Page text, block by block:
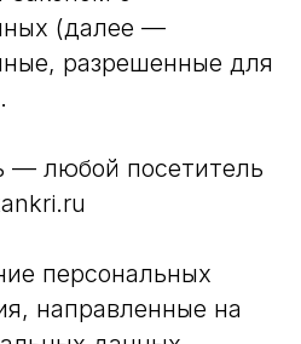
(далее —
разрешенные для
— любой посетитель
персональных
направленные на